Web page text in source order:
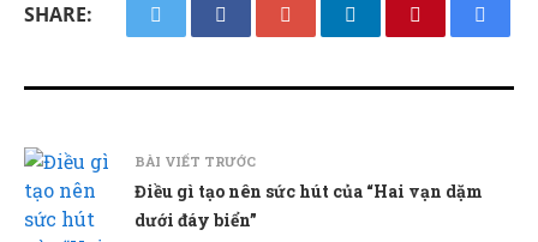
SHARE:
BÀI VIẾT TRƯỚC
Điều gì tạo nên sức hút của “Hai vạn dặm
dưới đáy biển”